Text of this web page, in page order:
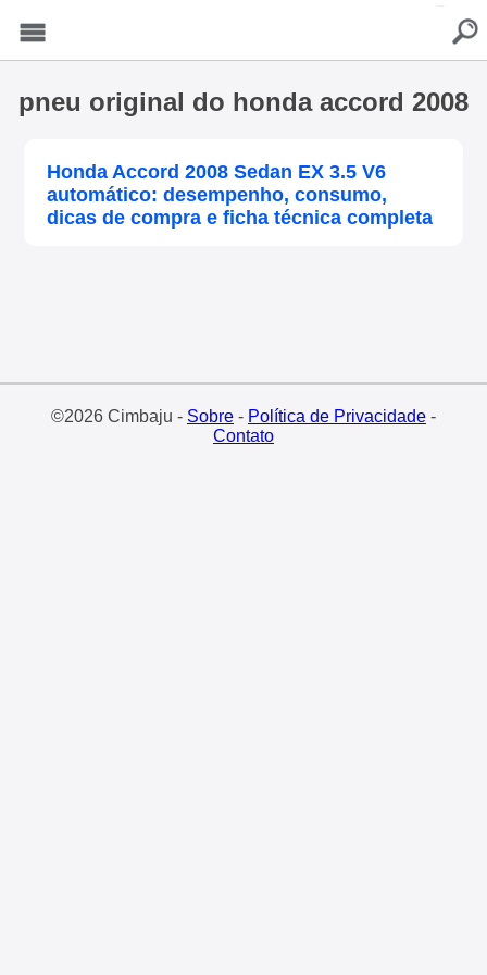
pneu original do honda accord 2008
Honda Accord 2008 Sedan EX 3.5 V6
automático: desempenho, consumo,
dicas de compra e ficha técnica completa
©2026 Cimbaju - Sobre- Política de Privacidade-
Contato